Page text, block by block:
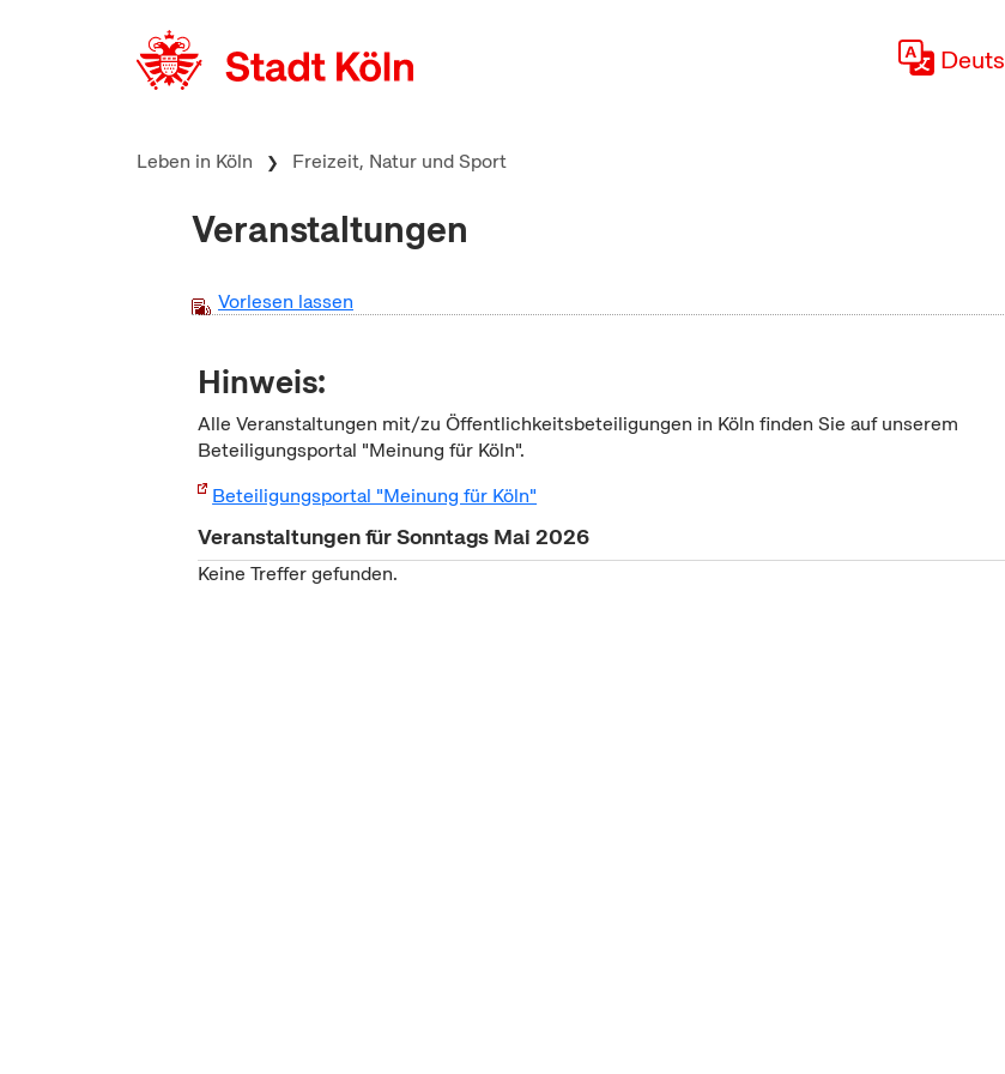
Leben in Köln Freizeit, Natur und Sport
Veranstaltungen
Vorlesen lassen
Hinweis:
Alle Veranstaltungen mit/zu Öffentlichkeitsbeteiligungen in Köln finden Sie auf unserem
Beteiligungsportal "Meinung für Köln".
Beteiligungsportal "Meinung für Köln"
Veranstaltungen für Sonntags Mai 2026
Keine Treffer gefunden.